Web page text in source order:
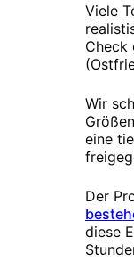
Viele
Check
Wir
eine
Der
diese